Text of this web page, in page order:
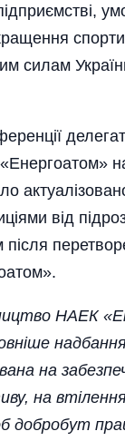
силам
від
НАЕК
на
на
добробут